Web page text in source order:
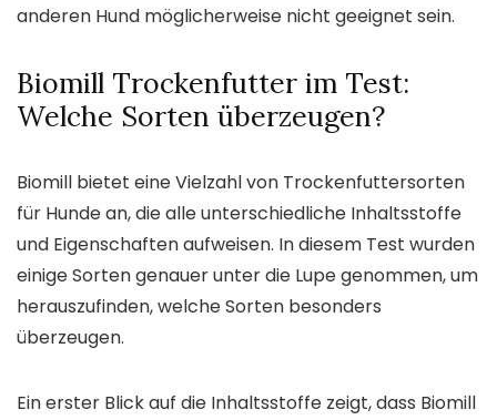
anderen Hund möglicherweise nicht geeignet sein.
Biomill Trockenfutter im Test:
Welche Sorten überzeugen?
Biomill bietet eine Vielzahl von Trockenfuttersorten
für Hunde an, die alle unterschiedliche Inhaltsstoffe
und Eigenschaften aufweisen. In diesem Test wurden
einige Sorten genauer unter die Lupe genommen, um
herauszufinden, welche Sorten besonders
überzeugen.
Ein erster Blick auf die Inhaltsstoffe zeigt, dass Biomill